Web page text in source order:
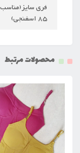
85 اسفنجی)
محصولات مرتبط